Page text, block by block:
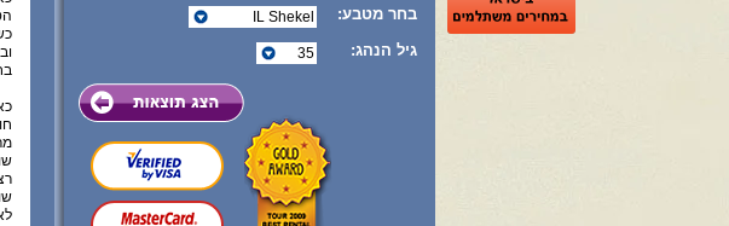
בחר מטבע:
גיל הנהג: